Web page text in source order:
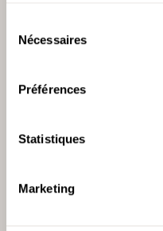
Nécessaires
Préférences
Statistiques
Marketing